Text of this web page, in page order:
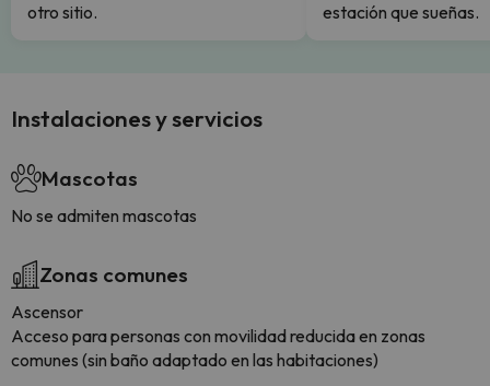
otro sitio.
estación que sueñas.
Instalaciones y servicios
Mascotas
No se admiten mascotas
Zonas comunes
Ascensor
Acceso para personas con movilidad reducida en zonas
comunes (sin baño adaptado en las habitaciones)